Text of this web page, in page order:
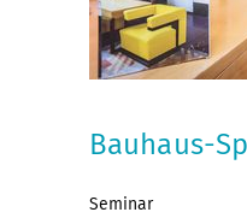
Bauhaus-
Seminar